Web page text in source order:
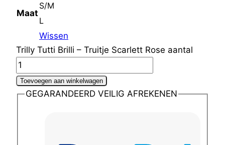
Maat
S/M
L
Wissen
Trilly Tutti Brilli – Truitje Scarlett Rose aantal
Toevoegen aan winkelwagen
GEGARANDEERD VEILIG AFREKENEN